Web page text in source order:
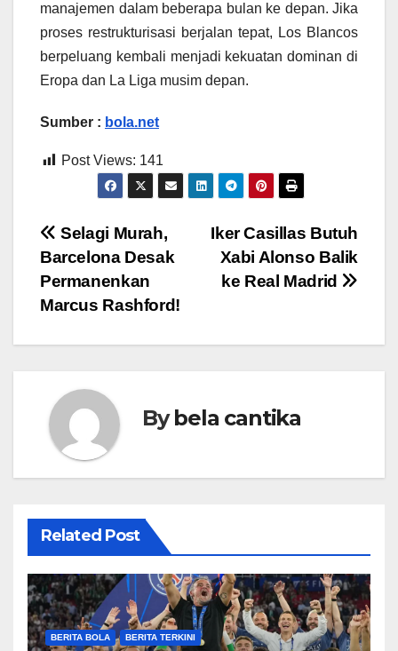
manajemen dalam beberapa bulan ke depan. Jika
proses restrukturisasi berjalan tepat, Los Blancos
berpeluang kembali menjadi kekuatan dominan di
Eropa dan La Liga musim depan.
Sumber : bola.net
Post Views: 141
Post
navigation
Iker Casillas Butuh
Xabi Alonso Balik
ke Real Madrid
Selagi Murah,
Barcelona Desak
Permanenkan
Marcus Rashford!
Bybela cantika
Related Post
BERITA BOLA BERITA TERKINI